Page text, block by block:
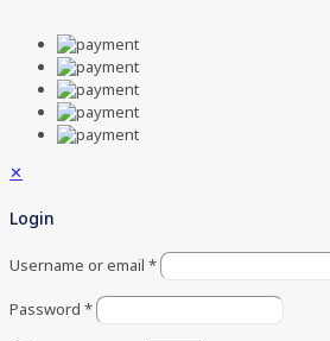
✕
Login
Username or email *
Password *